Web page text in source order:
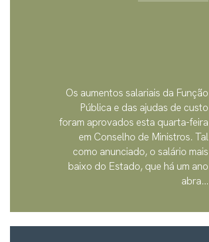
Os aumentos salariais da Função
Pública e das ajudas de custo
foram aprovados esta quarta-feira
em Conselho de Ministros. Tal
como anunciado, o salário mais
baixo do Estado, que há um ano
abra...